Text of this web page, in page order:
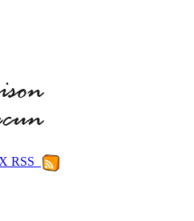
RSS